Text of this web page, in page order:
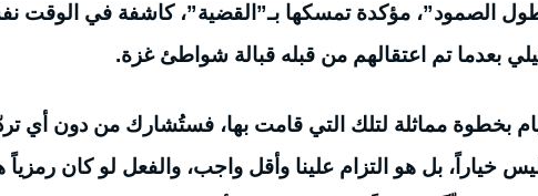
الصمود”، مؤكدة تمسكها بـ”القضية”، كاشفة في الوقت
بعدما تم اعتقالهم من قبله قبالة شواطئ غزة.
بخطوة مماثلة لتلك التي قامت بها، فستُشارك من دون أي
خياراً، بل هو التزام علينا وأقل واجب، والفعل لو كان رمزياً